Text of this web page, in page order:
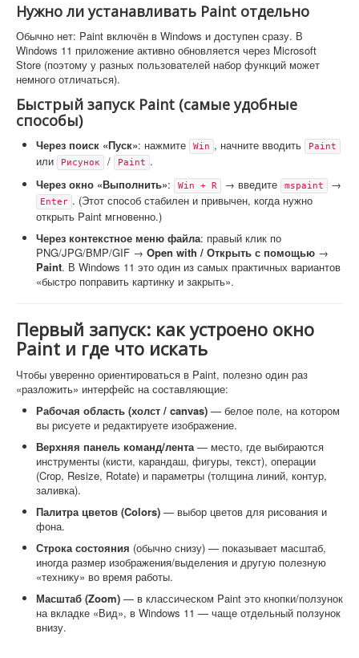
Нужно ли устанавливать Paint отдельно
Обычно нет: Paint включён в Windows и доступен сразу. В
Windows 11 приложение активно обновляется через Microsoft
Store (поэтому у разных пользователей набор функций может
немного отличаться).
Быстрый запуск Paint (самые удобные
способы)
Через поиск «Пуск»: нажмите Win , начните вводить Paint
или Рисунок / Paint .
Через окно «Выполнить»: Win + R → введите mspaint →
Enter . (Этот способ стабилен и привычен, когда нужно
открыть Paint мгновенно.)
Через контекстное меню файла: правый клик по
PNG/JPG/BMP/GIF → Open with / Открыть с помощью →
Paint. В Windows 11 это один из самых практичных вариантов
«быстро поправить картинку и закрыть».
Первый запуск: как устроено окно
Paint и где что искать
Чтобы уверенно ориентироваться в Paint, полезно один раз
«разложить» интерфейс на составляющие:
Рабочая область (холст / canvas) — белое поле, на котором
вы рисуете и редактируете изображение.
Верхняя панель команд/лента — место, где выбираются
инструменты (кисти, карандаш, фигуры, текст), операции
(Crop, Resize, Rotate) и параметры (толщина линий, контур,
заливка).
Палитра цветов (Colors) — выбор цветов для рисования и
фона.
Строка состояния (обычно снизу) — показывает масштаб,
иногда размер изображения/выделения и другую полезную
«технику» во время работы.
Масштаб (Zoom) — в классическом Paint это кнопки/ползунок
на вкладке «Вид», в Windows 11 — чаще отдельный ползунок
внизу.